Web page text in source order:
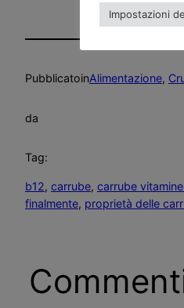
PubblicatoinAlimentazione,
da
Tag:
b12, carrube, carrube
finalmente, proprietà delle
Impostazioni